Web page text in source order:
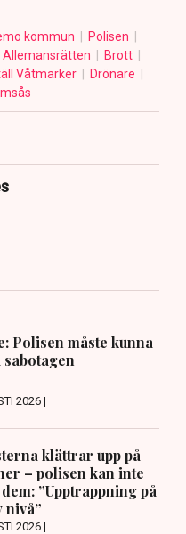
kommun
Polisen
Allemansrätten
Brott
Våtmarker
Drönare
Polisen måste kunna
sabotagen
2026 |
klättrar upp på
– polisen kan inte
”Upptrappning på
nivå”
2026 |